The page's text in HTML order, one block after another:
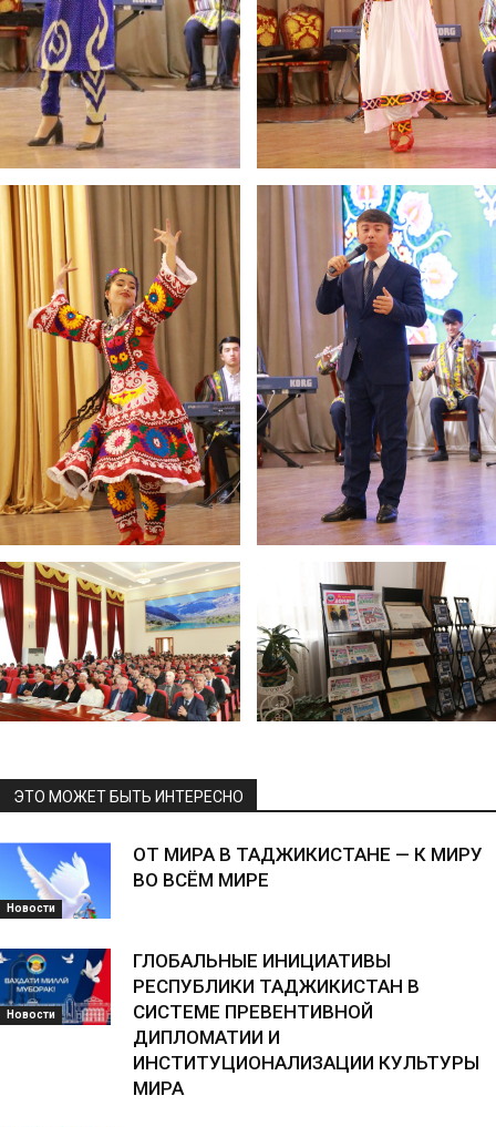
ЭТО МОЖЕТ БЫТЬ ИНТЕРЕСНО
Новости
ОТ МИРА В ТАДЖИКИСТАНЕ — К МИРУ
ВО ВСЁМ МИРЕ
Новости
ГЛОБАЛЬНЫЕ ИНИЦИАТИВЫ
РЕСПУБЛИКИ ТАДЖИКИСТАН В
СИСТЕМЕ ПРЕВЕНТИВНОЙ
ДИПЛОМАТИИ И
ИНСТИТУЦИОНАЛИЗАЦИИ КУЛЬТУРЫ
МИРА